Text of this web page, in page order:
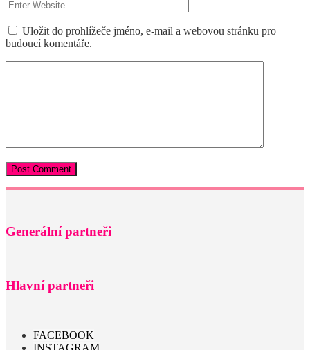
Uložit do prohlížeče jméno, e-mail a webovou stránku pro
budoucí komentáře.
Generální partneři
Hlavní partneři
FACEBOOK